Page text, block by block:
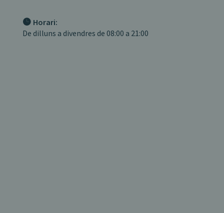
Horari:
De dilluns a divendres de 08:00 a 21:00